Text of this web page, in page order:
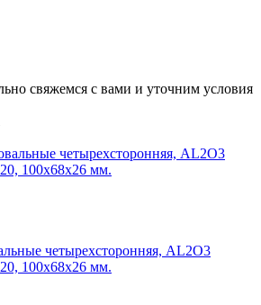
свяжемся с вами и уточним условия
четырехсторонняя, AL2O3
100х68х26 мм.